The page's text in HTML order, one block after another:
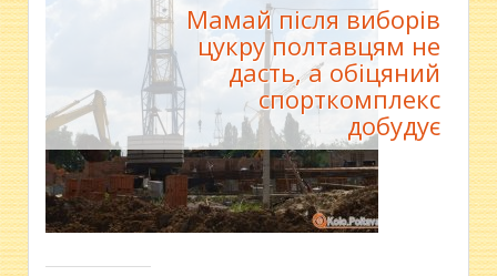
Мамай після виборів
цукру полтавцям не
дасть, а обіцяний
спорткомплекс
добудує